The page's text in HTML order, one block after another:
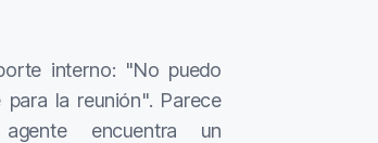
interno: "No puedo
la reunión". Parece
encuentra un